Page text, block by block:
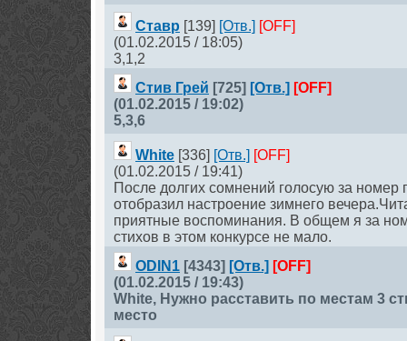
Ставр [139] [Отв.] [OFF]
(01.02.2015 / 18:05)
3,1,2
Стив Грей [725] [Отв.] [OFF]
(01.02.2015 / 19:02)
5,3,6
White [336] [Отв.] [OFF]
(01.02.2015 / 19:41)
После долгих сомнений голосую за номер
отобразил настроение зимнего
приятные воспоминания. В общем я за
стихов в этом конкурсе не мало.
ODIN1 [4343] [Отв.] [OFF]
(01.02.2015 / 19:43)
White, Нужно расставить по местам 3
место